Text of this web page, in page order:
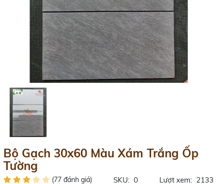
Bộ Gạch 30x60 Màu Xám Trắng Ốp
Tường
(77 đánh giá) SKU: 0 Lượt xem: 2133